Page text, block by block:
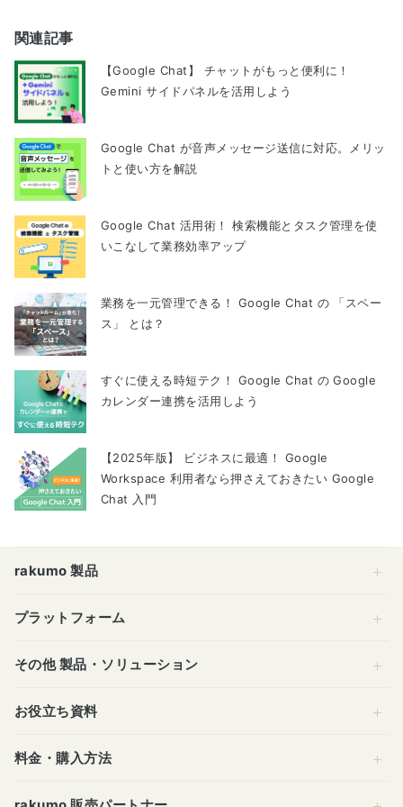
関連記事
【Google Chat】 チャットがもっと便利に！
Gemini サイドパネルを活用しよう
Google Chat が音声メッセージ送信に対応。メリッ
トと使い方を解説
Google Chat 活用術！ 検索機能とタスク管理を使
いこなして業務効率アップ
業務を一元管理できる！ Google Chat の 「スペー
ス」 とは？
すぐに使える時短テク！ Google Chat の Google
カレンダー連携を活用しよう
【2025年版】 ビジネスに最適！ Google
Workspace 利用者なら押さえておきたい Google
Chat 入門
rakumo 製品
プラットフォーム
その他 製品・ソリューション
お役立ち資料
料金・購入方法